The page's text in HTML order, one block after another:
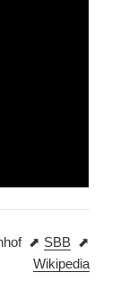
⬈ SBB⬈
Wikipedia